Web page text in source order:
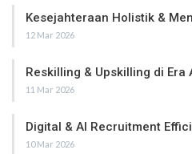
Kesejahteraan Holistik &
12 Mar 2026
Reskilling & Upskilling di Era
11 Mar 2026
Digital & AI Recruitment
10 Mar 2026